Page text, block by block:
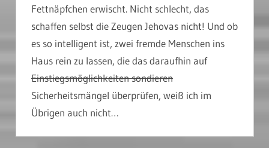
Fettnäpfchen erwischt. Nicht schlecht, das
schaffen selbst die Zeugen Jehovas nicht! Und ob
es so intelligent ist, zwei fremde Menschen ins
Haus rein zu lassen, die das daraufhin auf
Einstiegsmöglichkeiten sondieren
Sicherheitsmängel überprüfen, weiß ich im
Übrigen auch nicht…